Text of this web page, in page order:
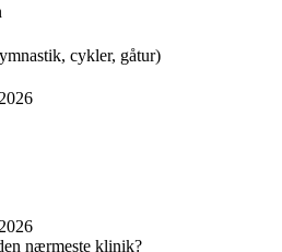
cykler, gåtur)
nærmeste klinik?